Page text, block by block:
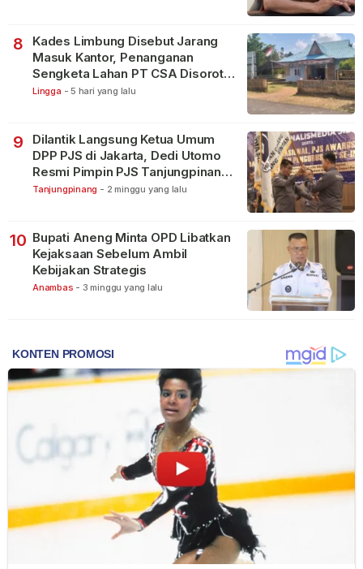
8
Kades Limbung Disebut Jarang
Masuk Kantor, Penanganan
Sengketa Lahan PT CSA Disorot
Warga
Lingga - 5 hari yang lalu
9
Dilantik Langsung Ketua Umum
DPP PJS di Jakarta, Dedi Utomo
Resmi Pimpin PJS Tanjungpinang-
Bintan
Tanjungpinang - 2 minggu yang lalu
10 Bupati Aneng Minta OPD Libatkan
Kejaksaan Sebelum Ambil
Kebijakan Strategis
Anambas - 3 minggu yang lalu